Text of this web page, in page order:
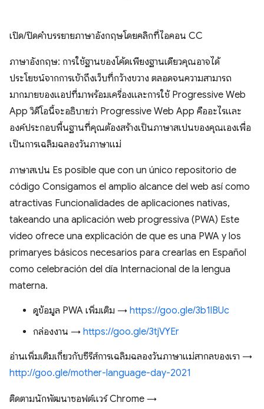
เปิด/ปิดคำบรรยายภาษาอังกฤษโดยคลิกที่ไอคอน CC
ภาษาอังกฤษ: การใช้ฐานของโค้ดเพียงฐานเดียวคุณอาจได้
ประโยชน์จากการเข้าถึงเว็บที่กว้างขวาง ตลอดจนความสามารถ
มากมายของแอปที่มาพร้อมเครื่องและการใช้ Progressive Web
App วิดีโอนี้จะอธิบายว่า Progressive Web App คืออะไรและ
องค์ประกอบพื้นฐานที่คุณต้องสร้างเป็นภาษาสเปนของคุณเองเพื่อ
เป็นการเฉลิมฉลองวันภาษาแม่
ภาษาสเปน Es posible que con un único repositorio de
código Consigamos el amplio alcance del web así como
atractivas Funcionalidades de aplicaciones nativas,
takeando una aplicación web progressiva (PWA) Este
video ofrece una explicación de que es una PWA y los
primaryes básicos necesarios para crearlas en Español
como celebración del día Internacional de la lengua
materna.
ดูข้อมูล PWA เพิ่มเติม → https://goo.gle/3b1lBUc
กล่องงาน → https://goo.gle/3tjVYEr
อ่านเพิ่มเติมเกี่ยวกับซีรีส์การเฉลิมฉลองวันภาษาแม่สากลของเรา →
http://goo.gle/mother-language-day-2021
ติดตามนักพัฒนาซอฟต์แวร์ Chrome →